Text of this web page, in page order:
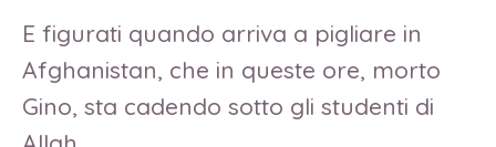
E figurati quando arriva a pigliare in
Afghanistan, che in queste ore, morto
Gino, sta cadendo sotto gli studenti di